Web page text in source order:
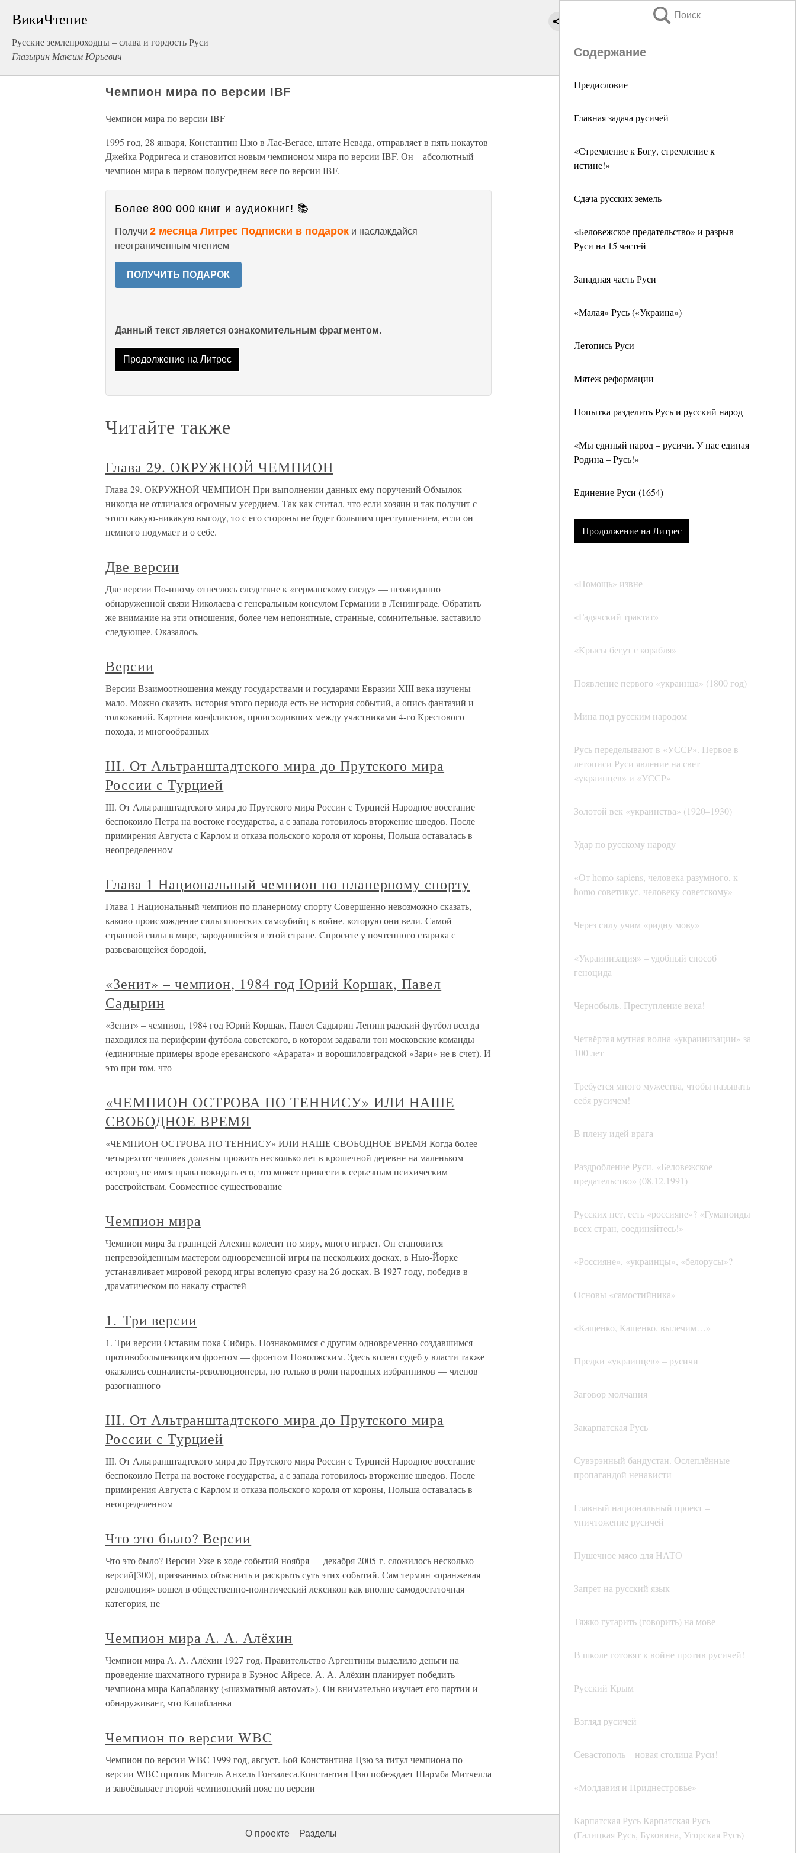
ВикиЧтение
Русские землепроходцы – слава и гордость Руси
Глазырин Максим Юрьевич
Поиск
Содержание
Предисловие
Главная задача русичей
«Стремление к Богу, стремление к
истине!»
Сдача русских земель
«Беловежское предательство» и разрыв
Руси на 15 частей
Западная часть Руси
«Малая» Русь («Украина»)
Летопись Руси
Мятеж реформации
Попытка разделить Русь и русский народ
«Мы единый народ – русичи. У нас единая
Родина – Русь!»
Единение Руси (1654)
Продолжение на Литрес
«Помощь» извне
«Гадячский трактат»
«Крысы бегут с корабля»
Появление первого «украинца» (1800 год)
Мина под русским народом
Русь переделывают в «УССР». Первое в
летописи Руси явление на свет
«украинцев» и «УССР»
Золотой век «украинства» (1920–1930)
Удар по русскому народу
«От homo sapiens, человека разумного, к
homo советикус, человеку советскому»
Через силу учим «ридну мову»
«Украинизация» – удобный способ
геноцида
Чернобыль. Преступление века!
Четвёртая мутная волна «украинизации» за
100 лет
Требуется много мужества, чтобы называть
себя русичем!
В плену идей врага
Раздробление Руси. «Беловежское
предательство» (08.12.1991)
Русских нет, есть «россияне»? «Гуманоиды
всех стран, соединяйтесь!»
«Россияне», «украинцы», «белорусы»?
Основы «самостийника»
«Кащенко, Кащенко, вылечим…»
Предки «украинцев» – русичи
Заговор молчания
Закарпатская Русь
Сувэрэнный бандустан. Ослеплённые
пропагандой ненависти
Главный национальный проект –
уничтожение русичей
Пушечное мясо для НАТО
Запрет на русский язык
Тяжко гутарить (говорить) на мове
В школе готовят к войне против русичей!
Русский Крым
Взгляд русичей
Севастополь – новая столица Руси!
«Молдавия и Приднестровье»
Карпатская Русь Карпатская Русь
(Галицкая Русь, Буковина, Угорская Русь)
Чемпион мира по версии IBF
Чемпион мира по версии IBF
1995 год, 28 января, Константин Цзю в Лас-Вегасе, штате Невада, отправляет в пять нокаутов
Джейка Родригеса и становится новым чемпионом мира по версии IBF. Он – абсолютный
чемпион мира в первом полусреднем весе по версии IBF.
Более 800 000 книг и аудиокниг! 📚
Получи 2 месяца Литрес Подписки в подарок и наслаждайся
неограниченным чтением
ПОЛУЧИТЬ ПОДАРОК
Данный текст является ознакомительным фрагментом.
Продолжение на Литрес
Читайте также
Глава 29. ОКРУЖНОЙ ЧЕМПИОН
Глава 29. ОКРУЖНОЙ ЧЕМПИОН При выполнении данных ему поручений Обмылок
никогда не отличался огромным усердием. Так как считал, что если хозяин и так получит с
этого какую-никакую выгоду, то с его стороны не будет большим преступлением, если он
немного подумает и о себе.
Две версии
Две версии По-иному отнеслось следствие к «германскому следу» — неожиданно
обнаруженной связи Николаева с генеральным консулом Германии в Ленинграде. Обратить
же внимание на эти отношения, более чем непонятные, странные, сомнительные, заставило
следующее. Оказалось,
Версии
Версии Взаимоотношения между государствами и государями Евразии XIII века изучены
мало. Можно сказать, история этого периода есть не история событий, а опись фантазий и
толкований. Картина конфликтов, происходивших между участниками 4-го Крестового
похода, и многообразных
III. От Альтранштадтского мира до Прутского мира
России с Турцией
III. От Альтранштадтского мира до Прутского мира России с Турцией Народное восстание
беспокоило Петра на востоке государства, а с запада готовилось вторжение шведов. После
примирения Августа с Карлом и отказа польского короля от короны, Польша оставалась в
неопределенном
Глава 1 Национальный чемпион по планерному спорту
Глава 1 Национальный чемпион по планерному спорту Совершенно невозможно сказать,
каково происхождение силы японских самоубийц в войне, которую они вели. Самой
странной силы в мире, зародившейся в этой стране. Спросите у почтенного старика с
развевающейся бородой,
«Зенит» – чемпион, 1984 год Юрий Коршак, Павел
Садырин
«Зенит» – чемпион, 1984 год Юрий Коршак, Павел Садырин Ленинградский футбол всегда
находился на периферии футбола советского, в котором задавали тон московские команды
(единичные примеры вроде ереванского «Арарата» и ворошиловградской «Зари» не в счет). И
это при том, что
«ЧЕМПИОН ОСТРОВА ПО ТЕННИСУ» ИЛИ НАШЕ
СВОБОДНОЕ ВРЕМЯ
«ЧЕМПИОН ОСТРОВА ПО ТЕННИСУ» ИЛИ НАШЕ СВОБОДНОЕ ВРЕМЯ Когда более
четырехсот человек должны прожить несколько лет в крошечной деревне на маленьком
острове, не имея права покидать его, это может привести к серьезным психическим
расстройствам. Совместное существование
Чемпион мира
Чемпион мира За границей Алехин колесит по миру, много играет. Он становится
непревзойденным мастером одновременной игры на нескольких досках, в Нью-Йорке
устанавливает мировой рекорд игры вслепую сразу на 26 досках. В 1927 году, победив в
драматическом по накалу страстей
1. Три версии
1. Три версии Оставим пока Сибирь. Познакомимся с другим одновременно создавшимся
противобольшевицким фронтом — фронтом Поволжским. Здесь волею судеб у власти также
оказались социалисты-революционеры, но только в роли народных избранников — членов
разогнанного
III. От Альтранштадтского мира до Прутского мира
России с Турцией
III. От Альтранштадтского мира до Прутского мира России с Турцией Народное восстание
беспокоило Петра на востоке государства, а с запада готовилось вторжение шведов. После
примирения Августа с Карлом и отказа польского короля от короны, Польша оставалась в
неопределенном
Что это было? Версии
Что это было? Версии Уже в ходе событий ноября — декабря 2005 г. сложилось несколько
версий[300], призванных объяснить и раскрыть суть этих событий. Сам термин «оранжевая
революция» вошел в общественно-политический лексикон как вполне самодостаточная
категория, не
Чемпион мира А. А. Алёхин
Чемпион мира А. А. Алёхин 1927 год. Правительство Аргентины выделило деньги на
проведение шахматного турнира в Буэнос-Айресе. А. А. Алёхин планирует победить
чемпиона мира Капабланку («шахматный автомат»). Он внимательно изучает его партии и
обнаруживает, что Капабланка
Чемпион по версии WBC
Чемпион по версии WBC 1999 год, август. Бой Константина Цзю за титул чемпиона по
версии WBC против Мигель Анхель Гонзалеса.Константин Цзю побеждает Шармба Митчелла
и завоёвывает второй чемпионский пояс по версии
О проекте Разделы